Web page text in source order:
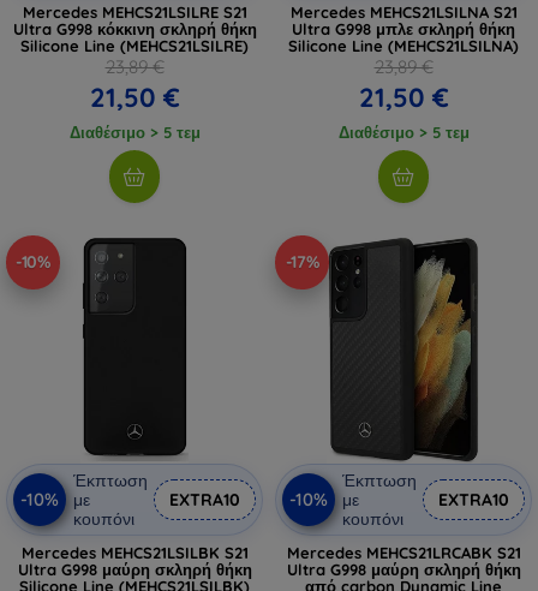
Mercedes MEHCS21LSILRE S21
Ultra G998 κόκκινη σκληρή θήκη
Silicone Line (MEHCS21LSILRE)
23,89 €
21,50 €
Διαθέσιμο > 5 τεμ
Mercedes MEHCS21LSILNA S21
Ultra G998 μπλε σκληρή θήκη
Silicone Line (MEHCS21LSILNA)
23,89 €
21,50 €
Διαθέσιμο > 5 τεμ
-10%
-10%
Έκπτωση
με
κουπόνι
EXTRA10
Mercedes MEHCS21LSILBK S21
Ultra G998 μαύρη σκληρή θήκη
Silicone Line (MEHCS21LSILBK)
-17%
-10%
Έκπτωση
με
κουπόνι
EXTRA10
Mercedes MEHCS21LRCABK S21
Ultra G998 μαύρη σκληρή θήκη
από carbon Dynamic Line